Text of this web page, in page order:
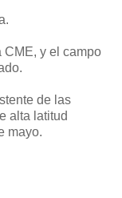
CME, y el campo
de las
alta latitud
mayo.